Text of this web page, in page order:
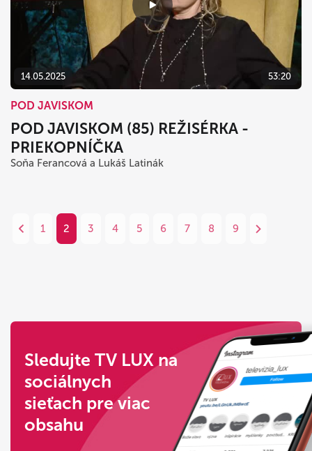
14.05.2025 53:20
POD JAVISKOM
POD JAVISKOM (85) REŽISÉRKA -
PRIEKOPNÍČKA
Soňa Ferancová a Lukáš Latinák
1 2 3 4 5 6 7 8 9
Sledujte TV LUX na
sociálnych
sieťach pre viac
obsahu